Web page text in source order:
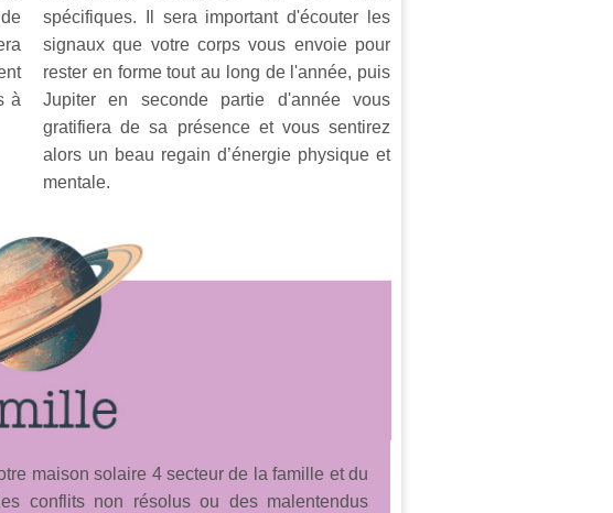
à
spécifiques. Il sera important d'écouter les
signaux que votre corps vous envoie pour
rester en forme tout au long de l'année, puis
Jupiter en seconde partie d'année vous
gratifiera de sa présence et vous sentirez
alors un beau regain d’énergie physique et
mentale.
maison solaire 4 secteur de la famille et du
conflits non résolus ou des malentendus